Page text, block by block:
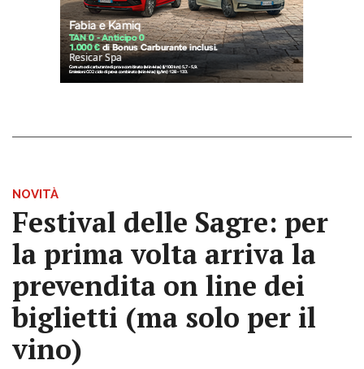
NOVITÀ
Festival delle Sagre: per
la prima volta arriva la
prevendita on line dei
biglietti (ma solo per il
vino)